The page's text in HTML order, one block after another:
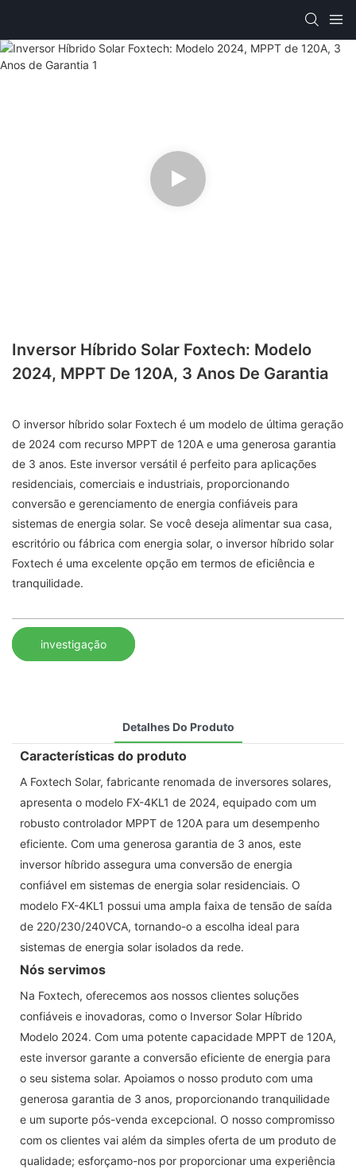
Inversor Híbrido Solar Foxtech: Modelo
2024, MPPT De 120A, 3 Anos De Garantia
O inversor híbrido solar Foxtech é um modelo de última geração
de 2024 com recurso MPPT de 120A e uma generosa garantia
de 3 anos. Este inversor versátil é perfeito para aplicações
residenciais, comerciais e industriais, proporcionando
conversão e gerenciamento de energia confiáveis ​​para
sistemas de energia solar. Se você deseja alimentar sua casa,
escritório ou fábrica com energia solar, o inversor híbrido solar
Foxtech é uma excelente opção em termos de eficiência e
tranquilidade.
investigação
Detalhes Do Produto
Características do produto
A Foxtech Solar, fabricante renomada de inversores solares,
apresenta o modelo FX-4KL1 de 2024, equipado com um
robusto controlador MPPT de 120A para um desempenho
eficiente. Com uma generosa garantia de 3 anos, este
inversor híbrido assegura uma conversão de energia
confiável em sistemas de energia solar residenciais. O
modelo FX-4KL1 possui uma ampla faixa de tensão de saída
de 220/230/240VCA, tornando-o a escolha ideal para
sistemas de energia solar isolados da rede.
Nós servimos
Na Foxtech, oferecemos aos nossos clientes soluções
confiáveis ​​e inovadoras, como o Inversor Solar Híbrido
Modelo 2024. Com uma potente capacidade MPPT de 120A,
este inversor garante a conversão eficiente de energia para
o seu sistema solar. Apoiamos o nosso produto com uma
generosa garantia de 3 anos, proporcionando tranquilidade
e um suporte pós-venda excepcional. O nosso compromisso
com os clientes vai além da simples oferta de um produto de
qualidade; esforçamo-nos por proporcionar uma experiência